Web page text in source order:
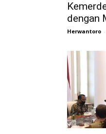
dengan
Herwantoro -